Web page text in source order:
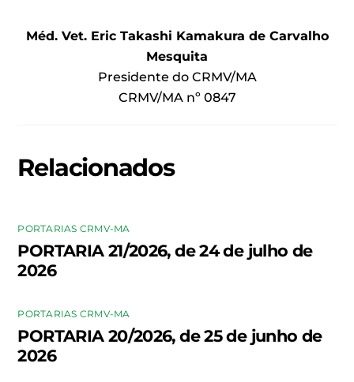
Méd. Vet. Eric Takashi Kamakura de Carvalho
Mesquita
Presidente do CRMV/MA
CRMV/MA nº 0847
Relacionados
PORTARIAS CRMV-MA
PORTARIA 21/2026, de 24 de julho de
2026
PORTARIAS CRMV-MA
PORTARIA 20/2026, de 25 de junho de
2026